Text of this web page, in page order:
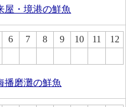
屋・境港の鮮魚
6 7 8 9 10 11 12
播磨灘の鮮魚